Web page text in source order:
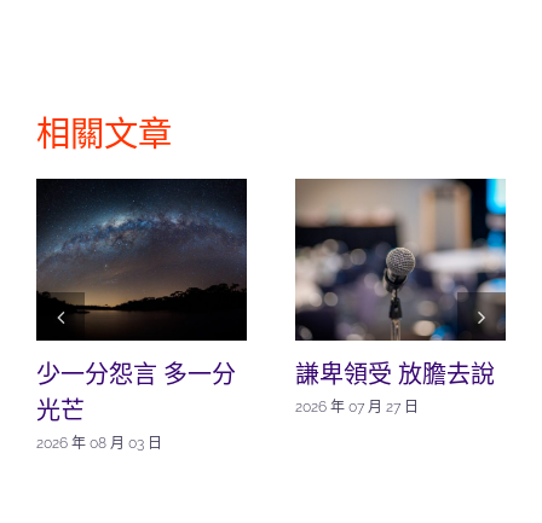
相關文章
少一分怨言 多一分
光芒
2026 年 08 月 03 日
謙卑領受 放膽去說
2026 年 07 月 27 日